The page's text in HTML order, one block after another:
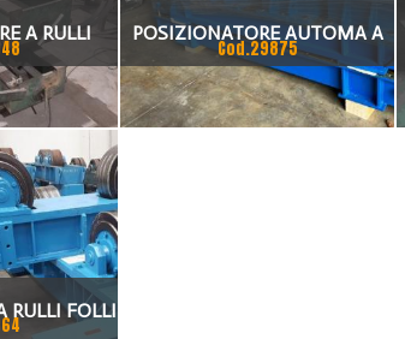
A RULLI
TON CE.
DA
DA 220MM
POSIZIONATORE AUTOMA A
RULLI NUOVO 60 TON
Cod.29875
RULLI FOLLI